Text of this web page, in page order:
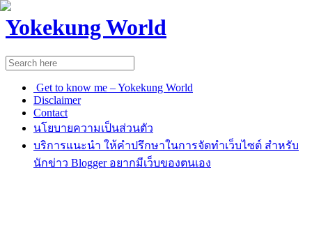
Yokekung World
Get to know me – Yokekung World
Disclaimer
Contact
นโยบายความเป็นส่วนตัว
บริการแนะนำ ให้คำปรึกษาในการจัดทำเว็บไซต์ สำหรับ
นักข่าว Blogger อยากมีเว็บของตนเอง